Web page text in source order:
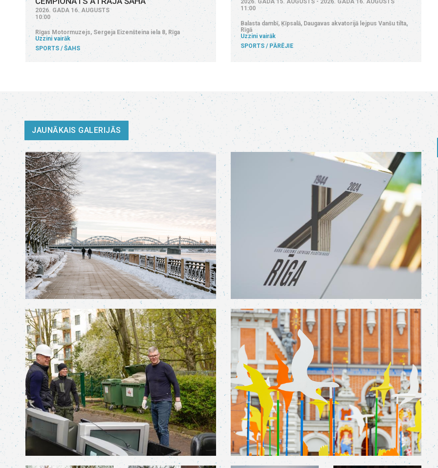
2026. GADA 16. AUGUSTS
10:00
Rīgas Motormuzejs, Sergeja Eizenšteina iela 8, Rīga
Uzzini vairāk
SPORTS
ŠAHS
2026. GADA 15. AUGUSTS - 2026. GADA 16. AUGUSTS
11:00
Balasta dambī, Ķīpsalā, Daugavas akvatorijā lejpus Vanšu tilta,
Rīgā
Uzzini vairāk
SPORTS
PĀRĒJIE
JAUNĀKAIS GALERIJĀS